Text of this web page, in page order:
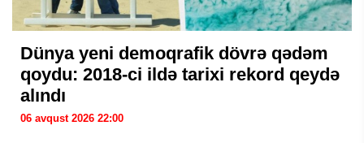
Dünya yeni demoqrafik dövrə qədəm
qoydu: 2018-ci ildə tarixi rekord qeydə
alındı
06 avqust 2026 22:00